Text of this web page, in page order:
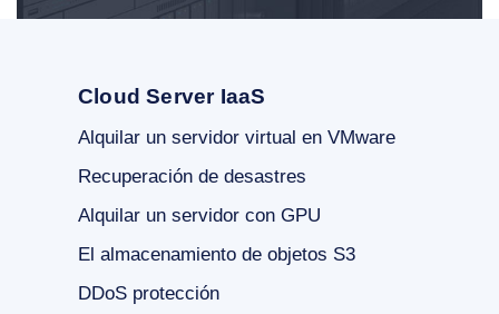
Cloud Server IaaS
Alquilar un servidor virtual en VMware
Recuperación de desastres
Alquilar un servidor con GPU
El almacenamiento de objetos S3
DDoS protección